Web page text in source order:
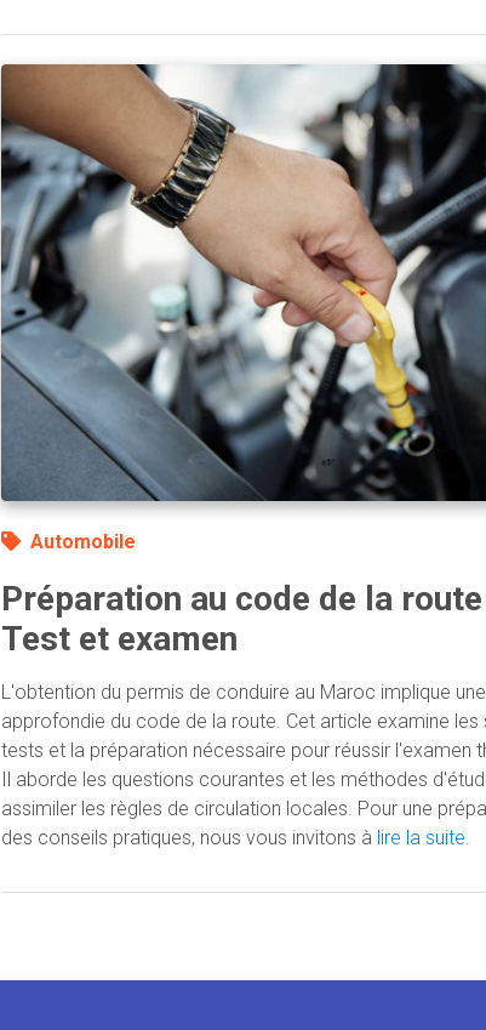
Automobile
Préparation au code de la
Test et examen
L'obtention du permis de conduire au Maroc implique
approfondie du code de la route. Cet article examine
tests et la préparation nécessaire pour réussir l'examen
Il aborde les questions courantes et les méthodes
assimiler les règles de circulation locales. Pour une
des conseils pratiques, nous vous invitons à lire la suite.